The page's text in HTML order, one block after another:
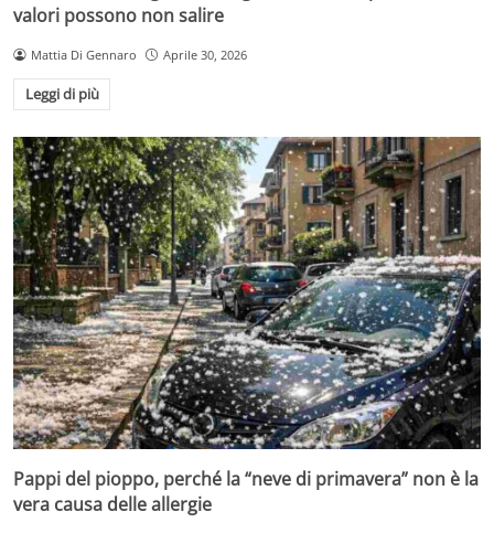
valori possono non salire
Mattia Di Gennaro Aprile 30, 2026
Leggi di più
Pappi del pioppo, perché la “neve di primavera” non è la
vera causa delle allergie